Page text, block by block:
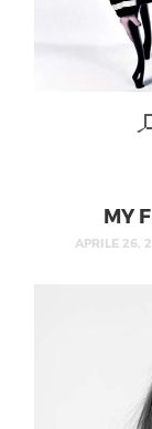
MY
APRILE 26,